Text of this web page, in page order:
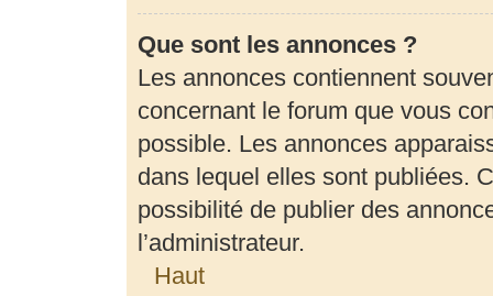
Que sont les annonces ?
Les annonces contiennent
concernant le forum que vous
possible. Les annonces
dans lequel elles sont publiées.
possibilité de publier des
l’administrateur.
Haut